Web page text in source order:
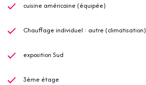
cuisine américaine (équipée)
Chauffage individuel : autre (climatisation)
exposition Sud
3ème étage